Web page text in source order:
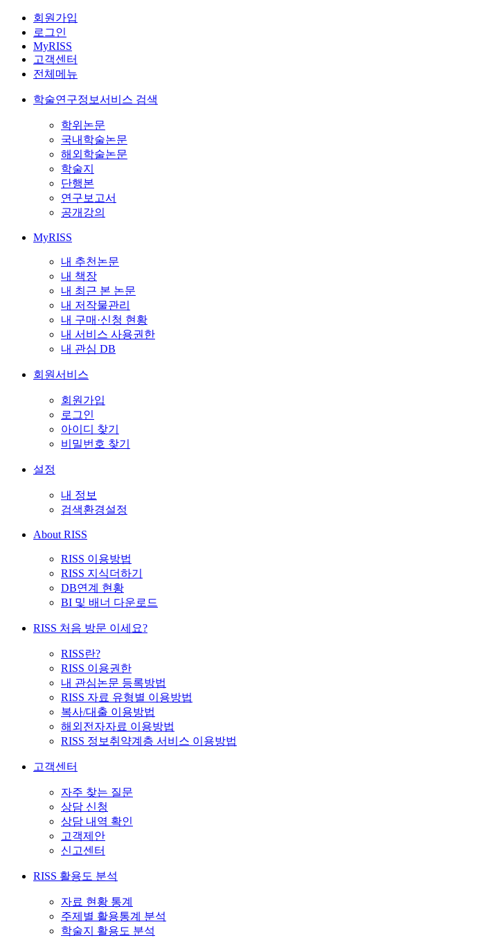
회원가입
로그인
MyRISS
고객센터
전체메뉴
학술연구정보서비스 검색
학위논문
국내학술논문
해외학술논문
학술지
단행본
연구보고서
공개강의
MyRISS
내 추천논문
내 책장
내 최근 본 논문
내 저작물관리
내 구매·신청 현황
내 서비스 사용권한
내 관심 DB
회원서비스
회원가입
로그인
아이디 찾기
비밀번호 찾기
설정
내 정보
검색환경설정
About RISS
RISS 이용방법
RISS 지식더하기
DB연계 현황
BI 및 배너 다운로드
RISS 처음 방문 이세요?
RISS란?
RISS 이용권한
내 관심논문 등록방법
RISS 자료 유형별 이용방법
복사/대출 이용방법
해외전자자료 이용방법
RISS 정보취약계층 서비스 이용방법
고객센터
자주 찾는 질문
상담 신청
상담 내역 확인
고객제안
신고센터
RISS 활용도 분석
자료 현황 통계
주제별 활용통계 분석
학술지 활용도 분석